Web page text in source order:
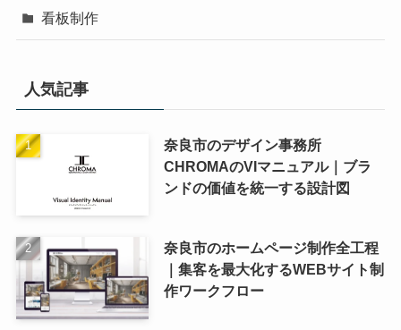
看板制作
人気記事
奈良市のデザイン事務所
CHROMAのVIマニュアル｜ブラ
ンドの価値を統一する設計図
奈良市のホームページ制作全工程
｜集客を最大化するWEBサイト制
作ワークフロー